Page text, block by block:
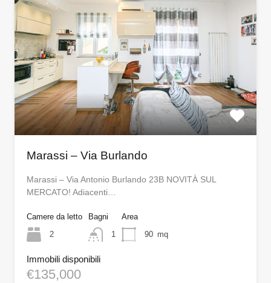
Marassi – Via Burlando
Marassi – Via Antonio Burlando 23B NOVITÀ SUL
MERCATO! Adiacenti…
Camere da letto
2
Bagni
1
Area
90 mq
Immobili disponibili
€135,000